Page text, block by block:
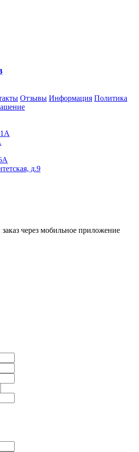
Отзывы Информация Политика
д.9
через мобильное приложение